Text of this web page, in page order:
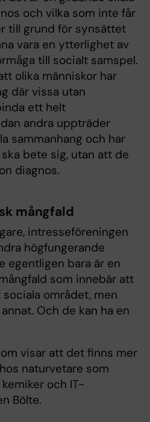
och vilka som inte får
till grund för synsättet
vara en ytterlighet av
till socialt samspel.
olika människor har
där vissa utan
ett helt
andra uppträder
sammanhang och har
bete sig, utan att de
diagnos.
mångfald
intresseföreningen
högfungerande
egentligen bara är en
som innebär att
området, men
Och de kan ha en
visar att det finns mer
naturvetare som
och IT-
Bölte.